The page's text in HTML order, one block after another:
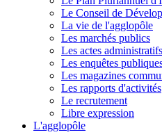
Le Conseil de
La vie de l'agglopôle
Les marchés publics
Les actes administratifs
Les enquêtes
Les magazines
Les rapports d'activités
Le recrutement
Libre expression
L'agglopôle